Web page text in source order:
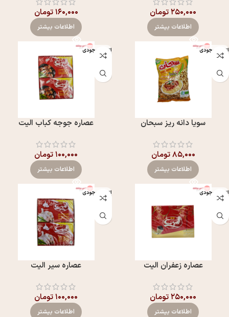
۲۵۰,۰۰۰تومان
اطلاعات بیشتر
۱۶۰,۰۰۰تومان
اطلاعات بیشتر
اتمام موجودی
سویا دانه ریز سبحان
۸۵,۰۰۰تومان
اطلاعات بیشتر
اتمام موجودی
عصاره جوجه کباب الیت
۱۰۰,۰۰۰تومان
اطلاعات بیشتر
اتمام موجودی
عصاره زعفران الیت
۲۵۰,۰۰۰تومان
اطلاعات بیشتر
اتمام موجودی
عصاره سیر الیت
۱۰۰,۰۰۰تومان
اطلاعات بیشتر